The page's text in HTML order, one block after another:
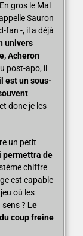
gros le Mal
Sauron
fan -, il a déjà
univers
Acheron
post-apo, il
est un sous-
donc je les
un petit
permettra de
chiffre
est capable
où les
? Le
coup freine